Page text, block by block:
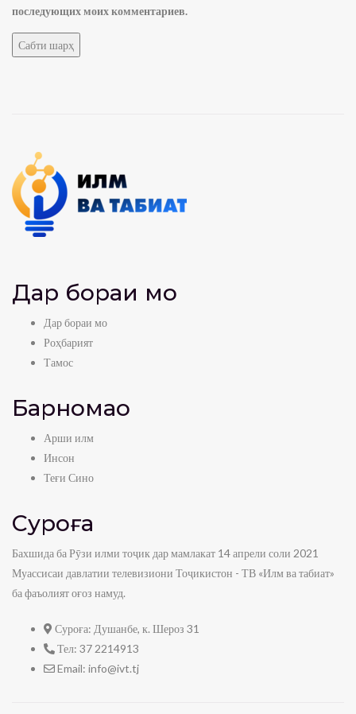
последующих моих комментариев.
Дар бораи мо
Дар бораи мо
Роҳбарият
Тамос
Барномаҳо
Арши илм
Инсон
Теғи Сино
Суроға
Бахшида ба Рӯзи илми тоҷик дар мамлакат 14 апрели соли 2021
Муассисаи давлатии телевизиони Тоҷикистон - ТВ «Илм ва табиат»
ба фаъолият оғоз намуд.
Суроға: Душанбе, к. Шероз 31
Тел: 37 2214913
Email: info@ivt.tj